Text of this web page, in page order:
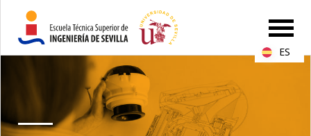
ES